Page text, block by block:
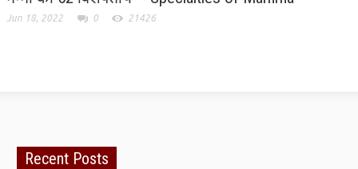
ALL PHOTOS FOR (DOWNLOAD HR)
PANDAV BHAWAN
Jun 18, 2022 0 21426
Recent Posts